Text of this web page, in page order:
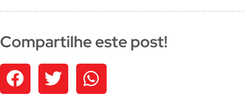
Compartilhe este post!